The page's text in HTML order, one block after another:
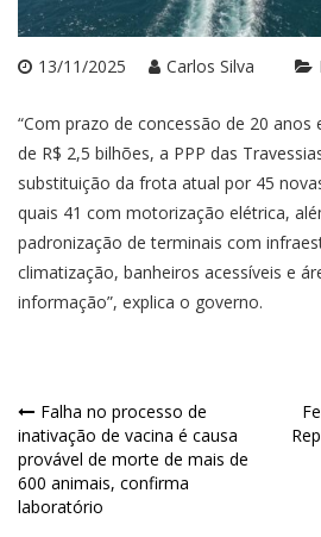
13/11/2025 Carlos Silva
“Com prazo de concessão de 20 anos
de R$ 2,5 bilhões, a PPP das
substituição da frota atual por 45
quais 41 com motorização elétrica,
padronização de terminais com
climatização, banheiros acessíveis e
informação”, explica o governo.
Navegação
de
Post
Falha no processo de
inativação de vacina é causa
provável de morte de mais de
600 animais, confirma
laboratório